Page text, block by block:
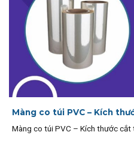
Màng co túi PVC – Kích
Màng co túi PVC – Kích thước cắt